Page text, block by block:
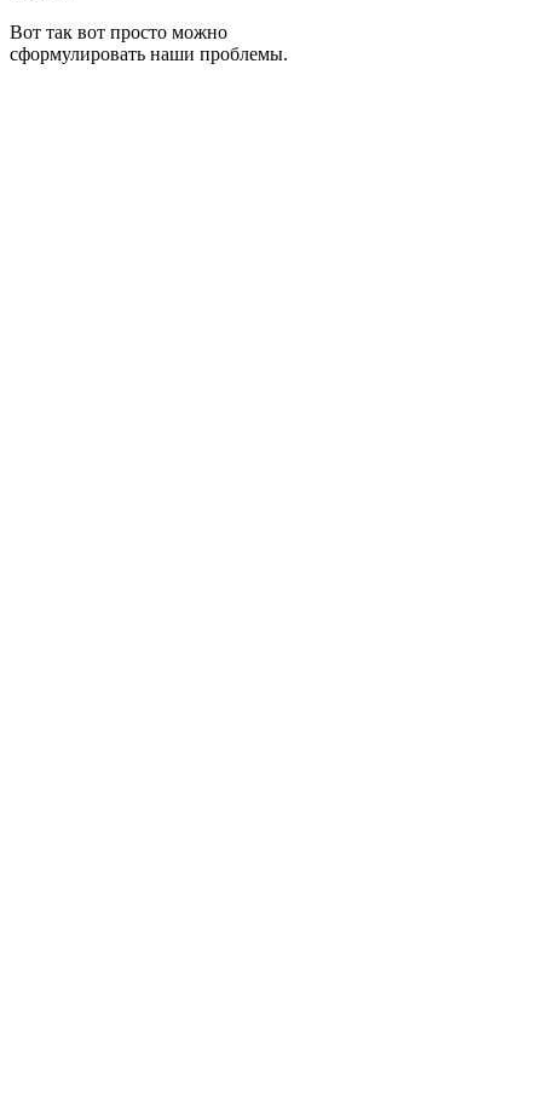
Вот так вот просто можно
сформулировать наши проблемы.